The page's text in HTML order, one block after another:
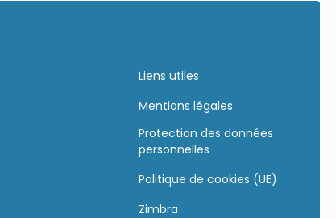
Liens utiles
Mentions légales
Protection des données
personnelles
Politique de cookies (UE)
Zimbra